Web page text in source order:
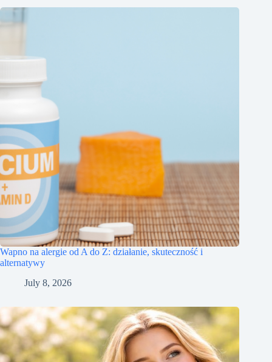
Wapno na alergie od A do Z: działanie, skuteczność i
alternatywy
July 8, 2026